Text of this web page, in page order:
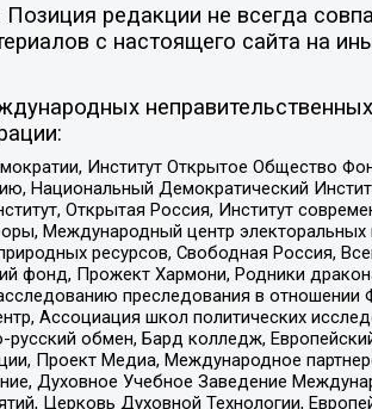
редакции не всегда
с настоящего сайта на
Институт Открытое Общество
Национальный Демократический
Открытая Россия, Институт
Международный центр
ресурсов, Свободная Россия,
фонд, Прожект Хармони, Родники
преследования в
Ассоциация школ политических
русский обмен, Бард колледж,
Проект Медиа, Международное
Духовное Учебное Заведение
Церковь Духовной Технологии,